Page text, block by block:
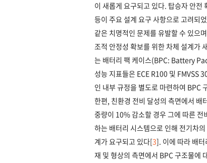
이 새롭게 요구되고 있다. 탑승자 안전
등이 주요 설계 요구 사항으로 고려되
같은 치명적인 문제를 유발할 수 있으
조적 안정성 확보를 위한 차체 설계가
는 배터리 팩 케이스(BPC: Battery
성능 지표들은 ECE R100 및 FMVSS
인 내부 규정을 별도로 마련하여 BPC
한편, 친환경 전비 달성의 측면에서 배
중량이 10% 감소할 경우 그에 따른
하는 배터리 시스템으로 인해 전기차
계가 요구되고 있다[3]. 이에 따라 배
재 및 형상의 측면에서 BPC 구조물에